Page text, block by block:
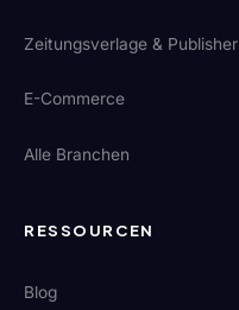
Zeitungsverlage & Publisher
E-Commerce
Alle Branchen
RESSOURCEN
Blog